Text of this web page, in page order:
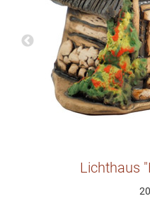
Lichthaus